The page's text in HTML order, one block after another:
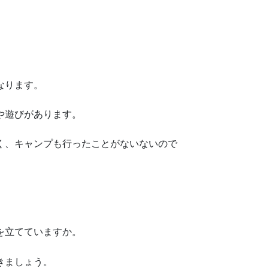
ます。
びがあります。
キャンプも行ったことがないないので
てていますか。
しょう。